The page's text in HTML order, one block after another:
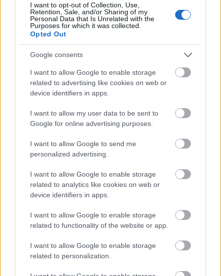
I want to opt-out of Collection, Use,
Retention, Sale, and/or Sharing of my
Personal Data that Is Unrelated with the
Purposes for which it was collected.
Opted Out
Google consents
I want to allow Google to enable storage
related to advertising like cookies on web or
device identifiers in apps.
I want to allow my user data to be sent to
Google for online advertising purposes.
I want to allow Google to send me
personalized advertising.
I want to allow Google to enable storage
related to analytics like cookies on web or
device identifiers in apps.
I want to allow Google to enable storage
related to functionality of the website or app.
I want to allow Google to enable storage
related to personalization.